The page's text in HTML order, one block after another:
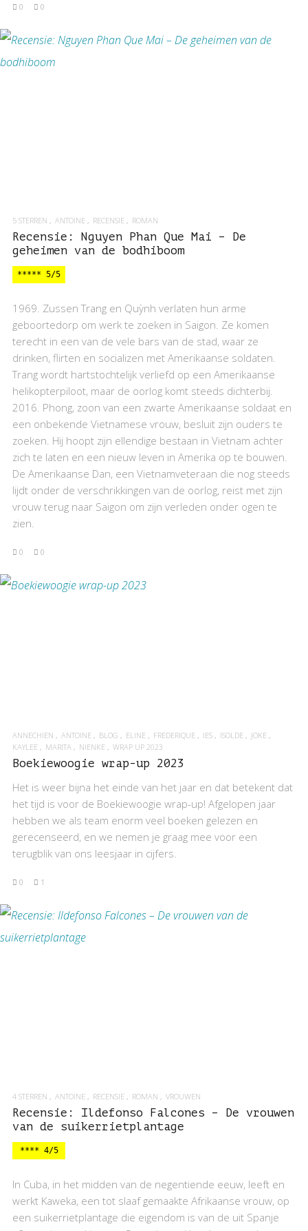
0 0
BEKIJK RECENSIE
5 STERREN ANTOINE RECENSIE ROMAN
Recensie: Nguyen Phan Que Mai – De
geheimen van de bodhiboom
***** 5/5
1969. Zussen Trang en Quỳnh verlaten hun arme
geboortedorp om werk te zoeken in Saigon. Ze komen
terecht in een van de vele bars van de stad, waar ze
drinken, flirten en socializen met Amerikaanse soldaten.
Trang wordt hartstochtelijk verliefd op een Amerikaanse
helikopterpiloot, maar de oorlog komt steeds dichterbij.
2016. Phong, zoon van een zwarte Amerikaanse soldaat en
een onbekende Vietnamese vrouw, besluit zijn ouders te
zoeken. Hij hoopt zijn ellendige bestaan in Vietnam achter
zich te laten en een nieuw leven in Amerika op te bouwen.
De Amerikaanse Dan, een Vietnamveteraan die nog steeds
lijdt onder de verschrikkingen van de oorlog, reist met zijn
vrouw terug naar Saigon om zijn verleden onder ogen te
zien.
0 0
BEKIJK RECENSIE
ANNECHIEN ANTOINE BLOG ELINE FREDERIQUE IES ISOLDE
JOKE
KAYLEE
MARITA NIENKE WRAP UP 2023
Boekiewoogie wrap-up 2023
Het is weer bijna het einde van het jaar en dat betekent dat
het tijd is voor de Boekiewoogie wrap-up! Afgelopen jaar
hebben we als team enorm veel boeken gelezen en
gerecenseerd, en we nemen je graag mee voor een
terugblik van ons leesjaar in cijfers.
0 1
4 STERREN ANTOINE RECENSIE ROMAN VROUWEN
Recensie: Ildefonso Falcones – De vrouwen
van de suikerrietplantage
**** 4/5
In Cuba, in het midden van de negentiende eeuw, leeft en
werkt Kaweka, een tot slaaf gemaakte Afrikaanse vrouw, op
een suikerrietplantage die eigendom is van de uit Spanje